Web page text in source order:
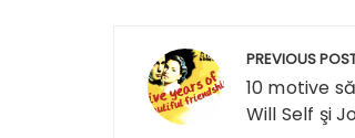
NavigarePREVIOUS
10 motive
Will Self şi